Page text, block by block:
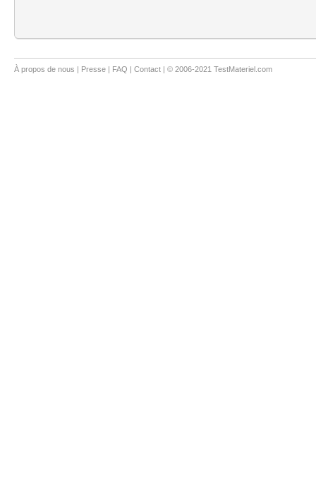
À propos de nous | Presse | FAQ | Contact | © 2006-2021 TestMateriel.com